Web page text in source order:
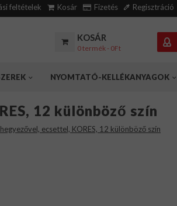
feltételek Kosár Fizetés Regisztráció
KOSÁR
0 termék - 0Ft
NYOMTATÓ-KELLÉKANYAGOK
12 különböző szín
ecsettel, KORES, 12 különböző szín